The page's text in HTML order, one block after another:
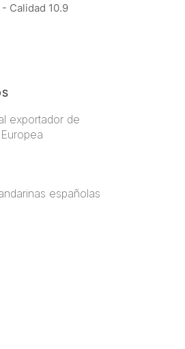
Calidad 10.9
exportador de
españolas